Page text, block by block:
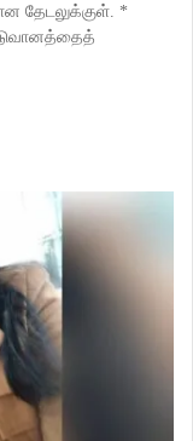
தேடலுக்குள். *